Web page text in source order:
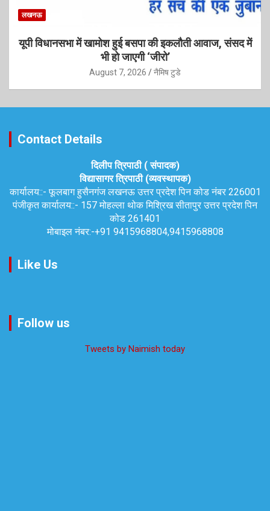
लखनऊ
यूपी विधानसभा में खामोश हुई बसपा की इकलौती आवाज, संसद में
भी हो जाएगी ‘जीरो’
August 7, 2026 नैमिष टुडे
Contact Details
दिलीप त्रिपाठी ( संपादक)
विद्यासागर त्रिपाठी (व्यवस्थापक)
कार्यालय::-फूलबाग हुसैनगंज लखनऊ उत्तर प्रदेश पिन कोड नंबर 226001
पंजीकृत कार्यालय::- 157 मोहल्ला थोक मिश्रिख सीतापुर उत्तर प्रदेश पिन
कोड 261401
मोबाइल नंबर:-+91 9415968804,9415968808
Like Us
Follow us
Tweets by Naimish today